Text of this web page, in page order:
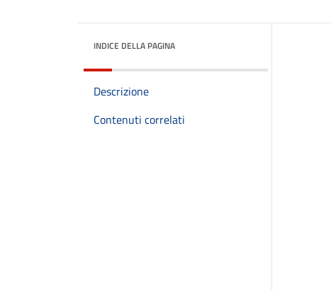
INDICE DELLA PAGINA
Descrizione
Contenuti correlati